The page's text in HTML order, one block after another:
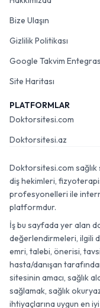
Bize Ulaşın
Gizlilik Politikası
Google Takvim
Site Haritası
PLATFORMLAR
Doktorsitesi.com
Doktorsitesi.az
Doktorsitesi.com
diş hekimleri,
profesyonelleri ile
platformdur.
İş bu sayfada yer alan
değerlendirmeleri, ilgili
emri, talebi, önerisi,
hasta/danışan
sitesinin amacı, sağlık
sağlamak, sağlık
ihtiyaçlarına uygun en